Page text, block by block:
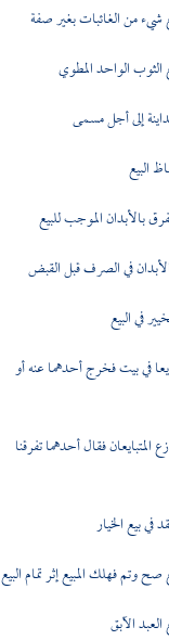
شيء من الغائبات بغير صفة
الثوب الواحد المطوي
إلى أجل مسمى
البيع
بالأبدان الموجب للبيع
في الصرف قبل القبض
في البيع
في بيت فخرج أحدهما عنه أو
المتبايعان فقال أحدهما تفرقنا
في بيع الخيار
صح وتم فهلك المبيع إثر تمام البيع
الآبق